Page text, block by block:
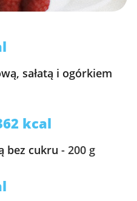
sałatą i ogórkiem
kcal
bez cukru - 200 g